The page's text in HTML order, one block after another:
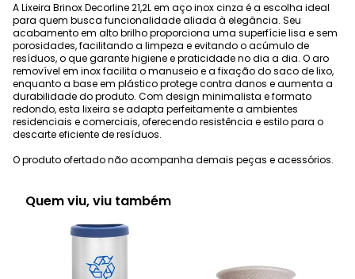
A Lixeira Brinox Decorline 21,2L em aço inox cinza é a escolha ideal
para quem busca funcionalidade aliada à elegância. Seu
acabamento em alto brilho proporciona uma superfície lisa e sem
porosidades, facilitando a limpeza e evitando o acúmulo de
resíduos, o que garante higiene e praticidade no dia a dia. O aro
removível em inox facilita o manuseio e a fixação do saco de lixo,
enquanto a base em plástico protege contra danos e aumenta a
durabilidade do produto. Com design minimalista e formato
redondo, esta lixeira se adapta perfeitamente a ambientes
residenciais e comerciais, oferecendo resistência e estilo para o
descarte eficiente de resíduos.
O produto ofertado não acompanha demais peças e acessórios.
Quem viu, viu também